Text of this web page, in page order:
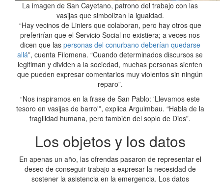
La imagen de San Cayetano, patrono del trabajo con las
vasijas que simbolizan la igualdad.
“Hay vecinos de Liniers que colaboran, pero hay otros que
preferirían que el Servicio Social no existiera; a veces nos
dicen que las personas del conurbano deberían quedarse
allá”, cuenta Filomena. “Cuando determinados discursos se
legitiman y dividen a la sociedad, muchas personas sienten
que pueden expresar comentarios muy violentos sin ningún
reparo”.
“Nos inspiramos en la frase de San Pablo: 'Llevamos este
tesoro en vasijas de barro'”, explica Arguimbau. “Habla de la
fragilidad humana, pero también del soplo de Dios”.
Los objetos y los datos
En apenas un año, las ofrendas pasaron de representar el
deseo de conseguir trabajo a expresar la necesidad de
sostener la asistencia en la emergencia. Los datos